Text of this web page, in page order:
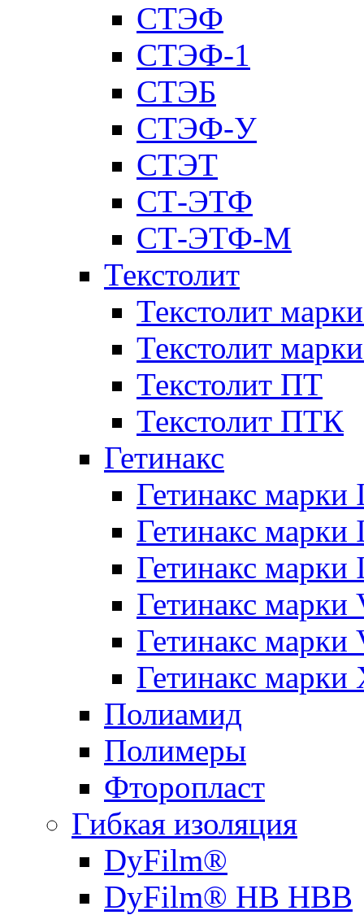
СТЭФ
СТЭФ-1
СТЭБ
СТЭФ-У
СТЭТ
СТ-ЭТФ
СТ-ЭТФ-M
Текстолит
Текстолит
Текстолит
Текстолит ПТ
Текстолит ПТК
Гетинакс
Гетинакс марки
Гетинакс марки
Гетинакс марки
Гетинакс марки
Гетинакс марки
Гетинакс марки
Полиамид
Полимеры
Фторопласт
Гибкая изоляция
DyFilm®
DyFilm® HB HBB